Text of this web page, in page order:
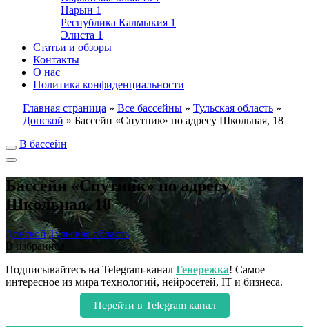
Нарын 1
Республика Калмыкия 1
Элиста 1
Статьи и обзоры
Контакты
О нас
Политика конфиденциальности
Главная страница » Все бассейны » Тульская область »
Донской » Бассейн «Спутник» по адресу Школьная, 18
В бассейн
Бассейн «Спутник» по адресу
Школьная, 18
Донской Тульская область
В избранное
Подписывайтесь на Telegram-канал Генережка! Самое
интересное из мира технологий, нейросетей, IT и бизнеса.
Перейти в Telegram канал